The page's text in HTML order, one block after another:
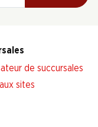
de succursales
sites